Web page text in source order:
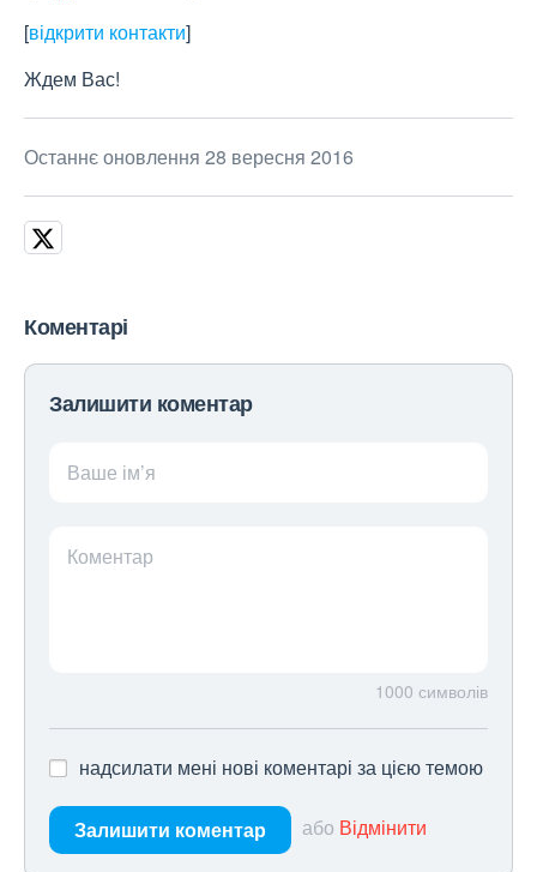
[відкрити контакти]
Ждем Вас!
Останнє оновлення 28 вересня 2016
Коментарі
Залишити коментар
Ваше ім’я
Коментар
1000 символів
надсилати мені нові коментарі за цією темою
Залишити коментар або Відмінити